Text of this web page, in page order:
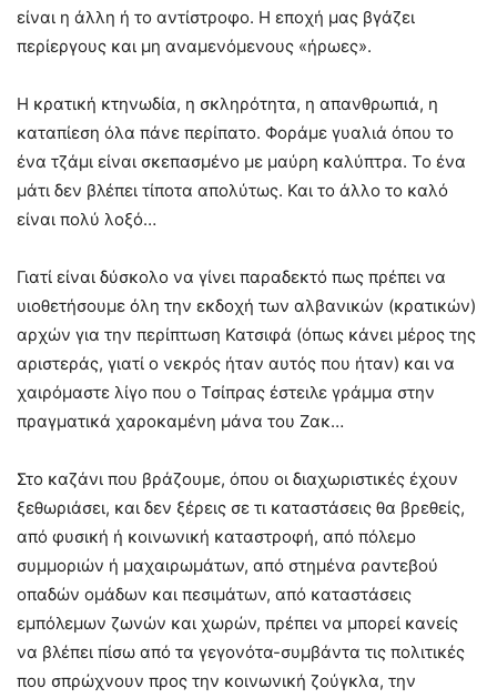
είναι η άλλη ή το αντίστροφο. Η εποχή μας βγάζει
περίεργους και μη αναμενόμενους «ήρωες».
Η κρατική κτηνωδία, η σκληρότητα, η απανθρωπιά, η
καταπίεση όλα πάνε περίπατο. Φοράμε γυαλιά όπου το
ένα τζάμι είναι σκεπασμένο με μαύρη καλύπτρα. Το ένα
μάτι δεν βλέπει τίποτα απολύτως. Και το άλλο το καλό
είναι πολύ λοξό…
Γιατί είναι δύσκολο να γίνει παραδεκτό πως πρέπει να
υιοθετήσουμε όλη την εκδοχή των αλβανικών (κρατικών)
αρχών για την περίπτωση Κατσιφά (όπως κάνει μέρος της
αριστεράς, γιατί ο νεκρός ήταν αυτός που ήταν) και να
χαιρόμαστε λίγο που ο Τσίπρας έστειλε γράμμα στην
πραγματικά χαροκαμένη μάνα του Ζακ…
Στο καζάνι που βράζουμε, όπου οι διαχωριστικές έχουν
ξεθωριάσει, και δεν ξέρεις σε τι καταστάσεις θα βρεθείς,
από φυσική ή κοινωνική καταστροφή, από πόλεμο
συμμοριών ή μαχαιρωμάτων, από στημένα ραντεβού
οπαδών ομάδων και πεσιμάτων, από καταστάσεις
εμπόλεμων ζωνών και χωρών, πρέπει να μπορεί κανείς
να βλέπει πίσω από τα γεγονότα-συμβάντα τις πολιτικές
που σπρώχνουν προς την κοινωνική ζούγκλα, την